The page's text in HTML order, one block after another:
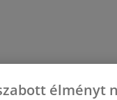
élményt